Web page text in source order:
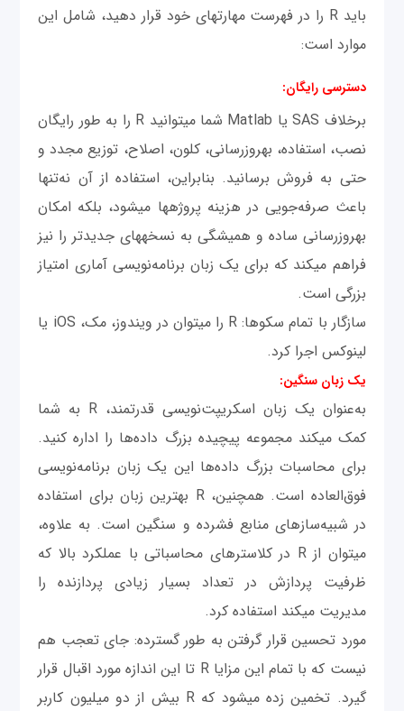
باید R را در فهرست مهارت‎های خود قرار دهید، شامل این
موارد است:
دسترسی رایگان:
برخلاف SAS یا Matlab شما می‎توانید R را به طور رایگان
نصب، استفاده، به‎روزرسانی، کلون، اصلاح، توزیع مجدد و
حتی به فروش برسانید. بنابراین، استفاده از آن نه‌تنها
باعث صرفه‌جویی در هزینه پروژه‎ها می‎شود، بلکه امکان
به‎روزرسانی ساده و همیشگی به نسخه‎های جديدتر را نیز
فراهم می‎کند که برای یک زبان برنامه‌نویسی آماری امتیاز
بزرگی است.
سازگار با تمام سکو‎ها: R را می‎توان در ویندوز، مک، iOS یا
لینوکس اجرا کرد.
یک زبان سنگین:
به‌عنوان یک زبان اسکریپت‌نویسی قدرتمند، R به شما
کمک می‎کند مجموعه پیچیده بزرگ داده‌ها را اداره کنید.
برای محاسبات بزرگ داده‌ها این یک زبان برنامه‌نویسی
فوق‌العاده است. همچنین، R بهترین زبان برای استفاده
در شبیه‌سازهای منابع فشرده و سنگین است. به علاوه،
می‎توان از R در کلاسترهای محاسباتی با عملکرد بالا که
ظرفیت پردازش در تعداد بسیار زیادی پردازنده را
مدیریت می‎کند استفاده کرد.
مورد تحسین قرار گرفتن به طور گسترده: جای تعجب هم
نیست که با تمام این مزایا R تا این اندازه مورد اقبال قرار
گیرد. تخمین زده می‎شود که R بیش از دو میلیون کاربر